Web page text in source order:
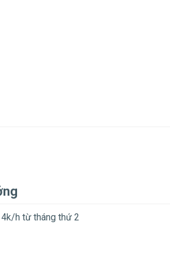
h từ tháng thứ 2